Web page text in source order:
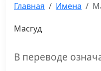
Главная Имена
Масгуд
В переводе